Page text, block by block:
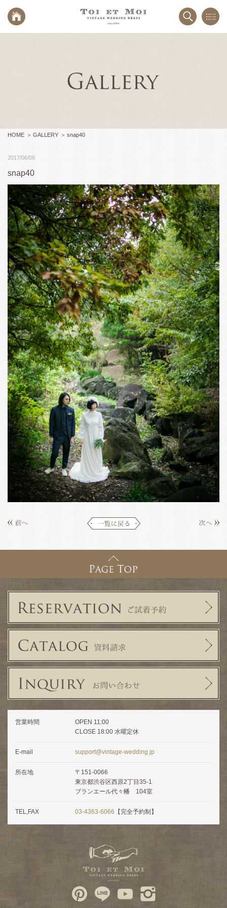
HOME GALLERY snap40
2017/06/06
snap40
営業時間
OPEN 11:00
CLOSE 18:00 水曜定休
E-mail support@vintage-wedding.jp
所在地
〒151-0066
東京都渋谷区西原2丁目35-1
ブランエール代々幡 104室
TEL,FAX 03-4363-6066 【完全予約制】